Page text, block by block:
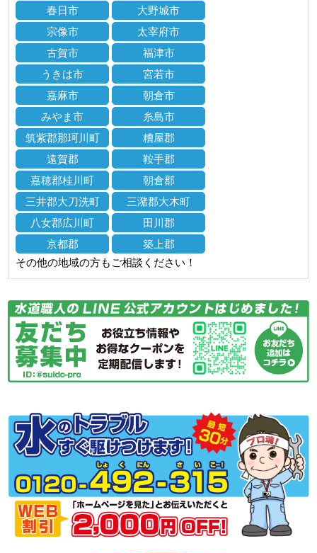
春日市
大野城市
宗像市
太宰府市
古賀市
福津市
うきは市
宮若市
嘉麻市
朝倉市
みやま市
糸島市
筑紫郡那珂川町
糟屋郡
遠賀郡
鞍手郡
嘉穂郡桂川町
朝倉郡
三井郡大刀洗町
三潴郡大木町
八女郡広川町
田川郡
京都郡
築上郡
その他の地域の方もご相談ください！